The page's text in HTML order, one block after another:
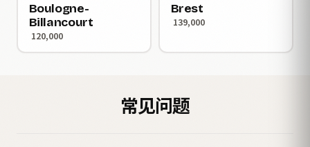
Boulogne-
Billancourt
120,000
Brest
139,000
常见问题